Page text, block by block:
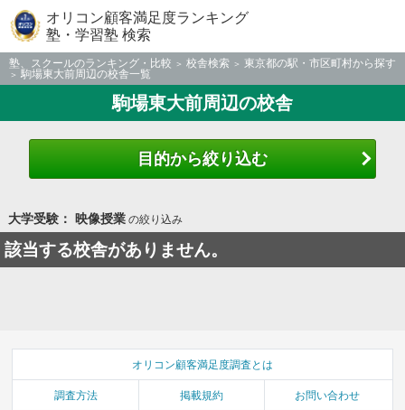
オリコン顧客満足度ランキング
塾・学習塾 検索
塾、スクールのランキング・比較 校舎検索
東京都の駅・市区町村から探す
駒場東大前周辺の校舎一覧
駒場東大前周辺の校舎
目的から絞り込む
大学受験： 映像授業の絞り込み
該当する校舎がありません。
オリコン顧客満足度調査とは
調査方法 掲載規約 お問い合わせ